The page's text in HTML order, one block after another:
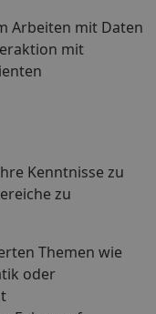
Arbeiten mit Daten
mit
Kenntnisse zu
zu
Themen wie
oder